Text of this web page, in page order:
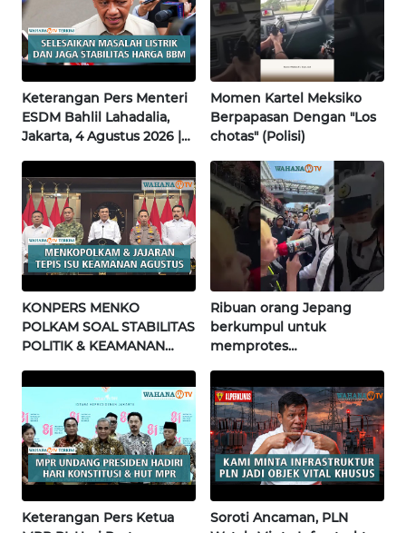
Keterangan Pers Menteri
ESDM Bahlil Lahadalia,
Jakarta, 4 Agustus 2026 |
Momen Kartel Meksiko
Berpapasan Dengan "Los
chotas" (Polisi)
KONPERS MENKO
POLKAM SOAL STABILITAS
POLITIK & KEAMANAN
Terkini
Ribuan orang Jepang
berkumpul untuk
memprotes
pertama di Fujisawa
Keterangan Pers Ketua
Soroti Ancaman, PLN
WN
LAMPUNG
WN
JATENG
WN
NUSANTARA
WN
JOGJA
WN
JATIM
WN
WN
KALBAR
KALTENG